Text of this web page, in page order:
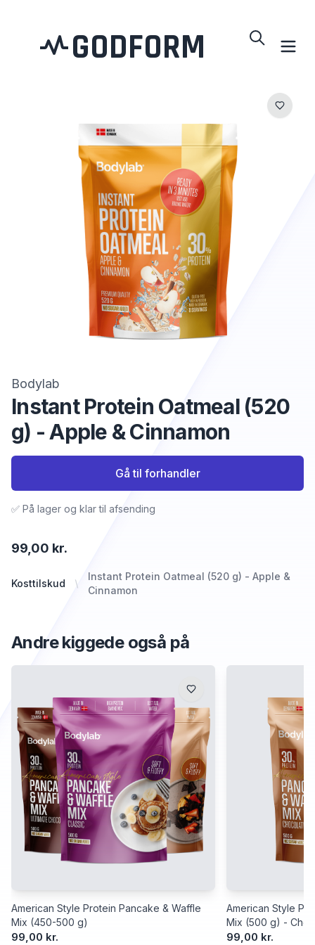
GODFORM
Bodylab
Instant Protein Oatmeal (520
g) - Apple & Cinnamon
Kosttilskud
Instant Protein Oatmeal (520 g) - Apple &
Cinnamon
99,00 kr.
✅ På lager og klar til afsending
Gå til forhandler
Andre kiggede også på
American Style Protein Pancake & Waffle
Mix (450-500 g)
99,00 kr.
American Style
Mix (500 g) -
99,00 kr.